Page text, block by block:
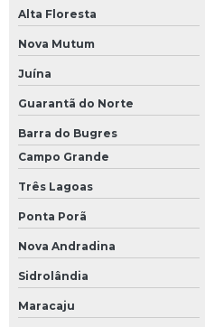
Alta Floresta
Nova Mutum
Juína
Guarantã do Norte
Barra do Bugres
Campo Grande
Três Lagoas
Ponta Porã
Nova Andradina
Sidrolândia
Maracaju